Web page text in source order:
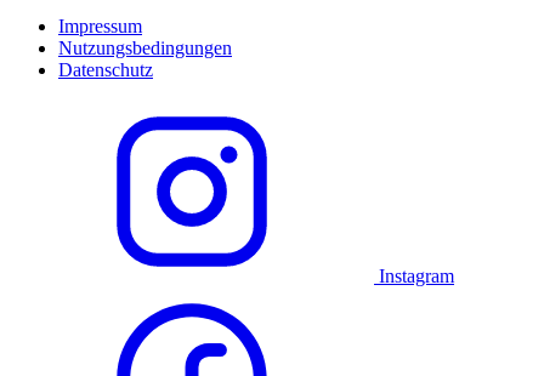
Impressum
Nutzungsbedingungen
Datenschutz
Instagram